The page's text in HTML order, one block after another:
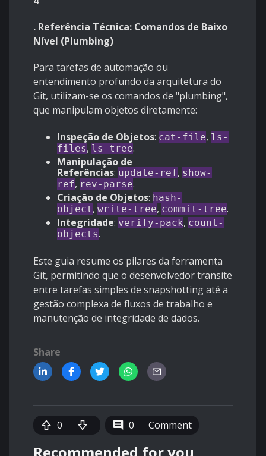
. Referência Técnica: Comandos de Baixo
Nível (Plumbing)
Para tarefas de automação ou
entendimento profundo da arquitetura do
Git, utilizam-se os comandos de "plumbing",
que manipulam objetos diretamente:
Inspeção de Objetos: cat-file, ls-
files, ls-tree.
Manipulação de
Referências: update-ref, show-
ref, rev-parse.
Criação de Objetos: hash-
object, write-tree, commit-tree.
Integridade: verify-pack, count-
objects.
Este guia resume os pilares da ferramenta
Git, permitindo que o desenvolvedor transite
entre tarefas simples de snapshotting até a
gestão complexa de fluxos de trabalho e
manutenção de integridade de dados.
Share
0 0 Comment